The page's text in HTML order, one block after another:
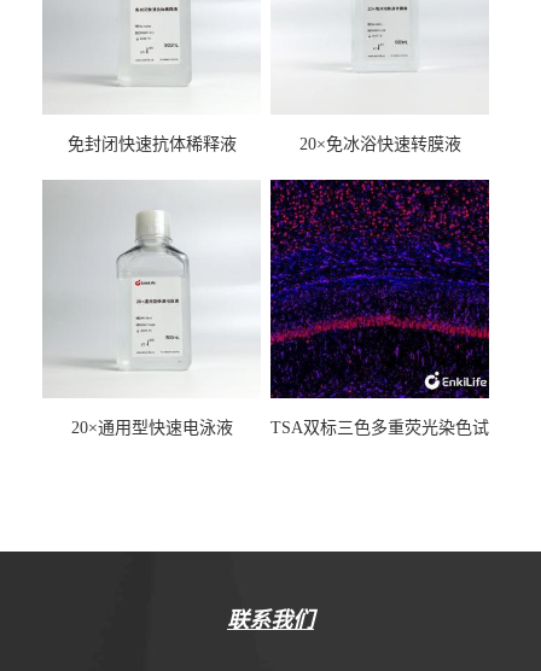
免封闭快速抗体稀释液 20×免冰浴快速转膜液
20×通用型快速电泳液
TSA双标三色多重荧光染色试
联系我们